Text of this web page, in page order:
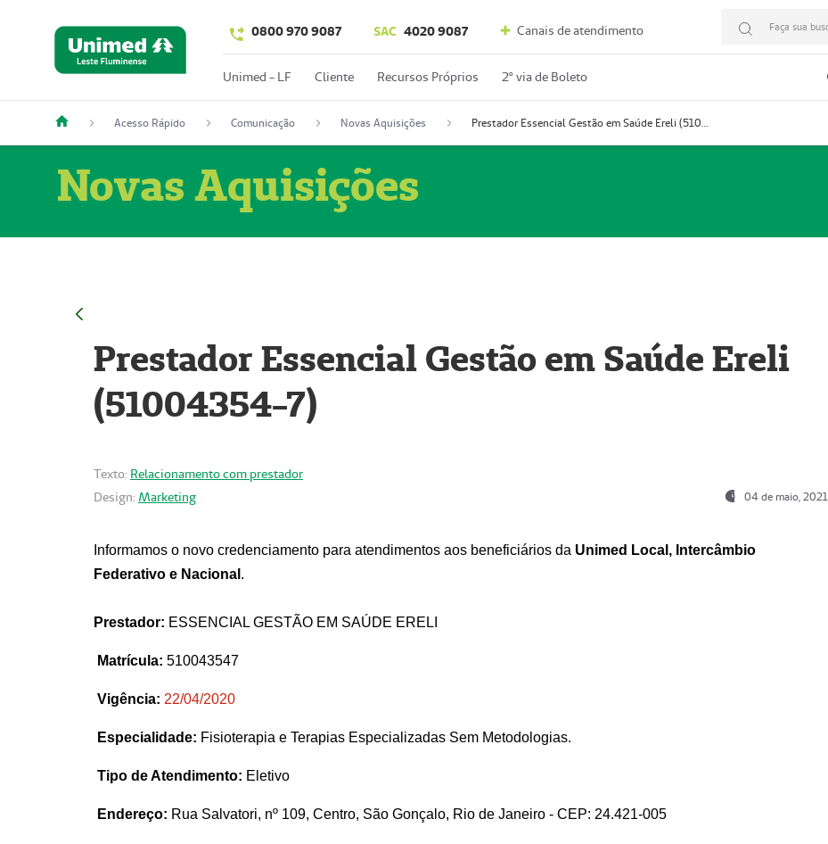
0800 970 9087 SAC 4020 9087 Canais de atendimento Faça sua
Unimed - LF Cliente Recursos Próprios 2º via de Boleto
Acesso Rápido Comunicação Novas Aquisições Prestador Essencial Gestão em Saúde Ereli (51004354-7)
Novas Aquisições
Prestador Essencial Gestão em Saúde Ereli
(51004354-7)
Texto: Relacionamento com prestador
Design: Marketing 04 de maio, 2021
Informamos o novo credenciamento para atendimentos aos beneficiários da Unimed Local, Intercâmbio
Federativo e Nacional .
Prestador: ESSENCIAL GESTÃO EM SAÚDE ERELI
Matrícula: 510043547
Vigência: 22/04/2020
Especialidade: Fisioterapia e Terapias Especializadas Sem Metodologias.
Tipo de Atendimento: Eletivo
Endereço: Rua Salvatori, nº 109, Centro, São Gonçalo, Rio de Janeiro - CEP: 24.421-005